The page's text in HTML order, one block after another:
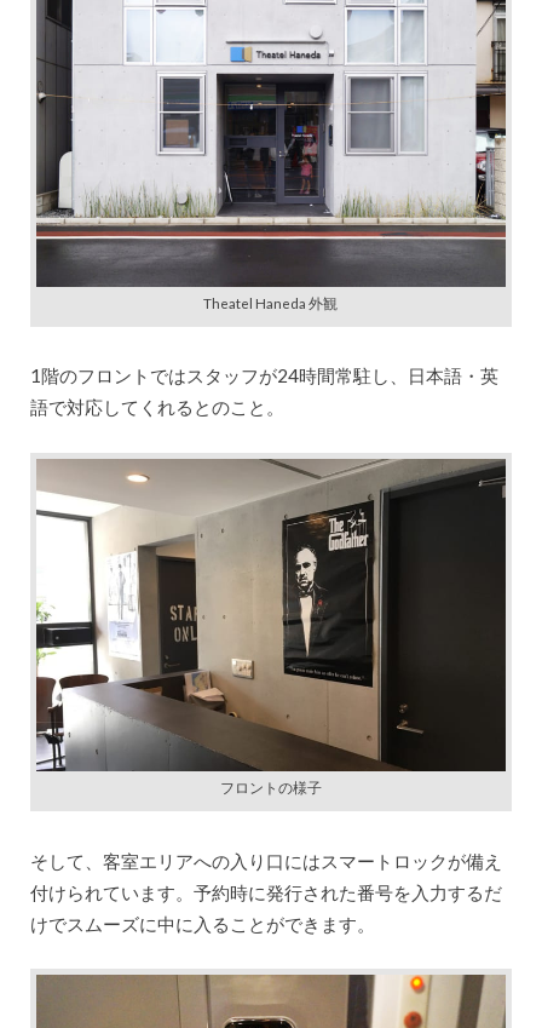
Theatel Haneda 外観
1階のフロントではスタッフが24時間常駐し、日本語・英
語で対応してくれるとのこと。
フロントの様子
そして、客室エリアへの入り口にはスマートロックが備え
付けられています。予約時に発行された番号を入力するだ
けでスムーズに中に入ることができます。